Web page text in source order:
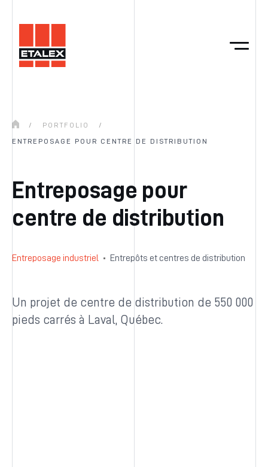
/ PORTFOLIO /
ENTREPOSAGE POUR CENTRE DE DISTRIBUTION
Entreposage pour
centre de distribution
Entreposage industriel Entrepôts et centres de distribution
Un projet de centre de distribution de 550 000
pieds carrés à Laval, Québec.